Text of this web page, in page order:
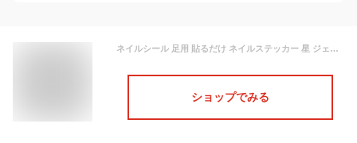
ネイルシール 足用 貼るだけ ネイルステッカー 星 ジェルネイル シール セルフネイル 硬化不要 ネイルデザインシール ネイルデザイン ネイルチップ シール 長持ち 初心者 フットネイルシール
ショップでみる